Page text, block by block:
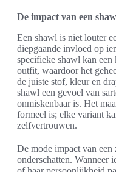
De impact van een
Een shawl is niet louter
diepgaande invloed op
specifieke shawl kan
outfit, waardoor het
de juiste stof, kleur en
shawl een gevoel van
onmiskenbaar is. Het
formeel is; elke variant
zelfvertrouwen.
De mode impact van
onderschatten. Wanneer